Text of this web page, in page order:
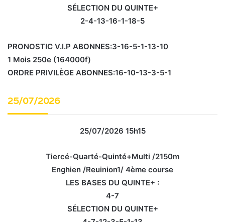
SÉLECTION DU QUINTE+
2-4-13-16-1-18-5
PRONOSTIC V.I.P ABONNES:3-16-5-1-13-10
1 Mois 250e (164000f)
ORDRE PRIVILÈGE ABONNES:16-10-13-3-5-1
25/07/2026
25/07/2026 15h15
Tiercé-Quarté-Quinté+Multi /2150m
Enghien /Reuinion1/ 4ème course
LES BASES DU QUINTE+ :
4-7
SÉLECTION DU QUINTE+